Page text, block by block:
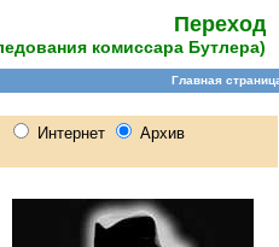
Переход
комиссара Бутлера)